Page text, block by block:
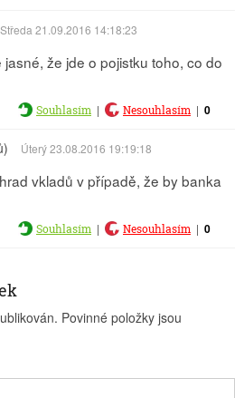
Středa 21.09.2016 14:18:23
že jde o pojistku toho, co do
Souhlasím | Nesouhlasím | 0
Úterý 23.08.2016 19:19:18
vkladů v případě, že by banka
Souhlasím | Nesouhlasím | 0
Povinné položky jsou